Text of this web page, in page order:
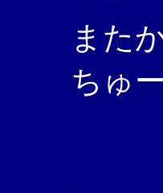
また
ちゅ